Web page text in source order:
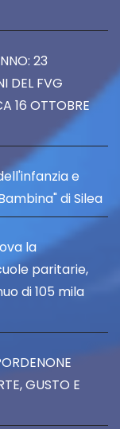
23
DEL FVG
16 OTTOBRE
e
di Silea
la
paritarie,
di 105 mila
GUSTO E